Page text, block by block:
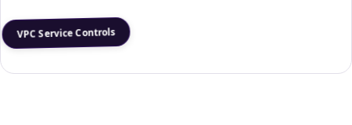
VPC Service Controls